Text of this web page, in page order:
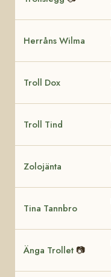
Herråns Wilma
Troll Dox
Troll Tind
Zolojänta
Tina Tannbro
Änga Trollet 📷